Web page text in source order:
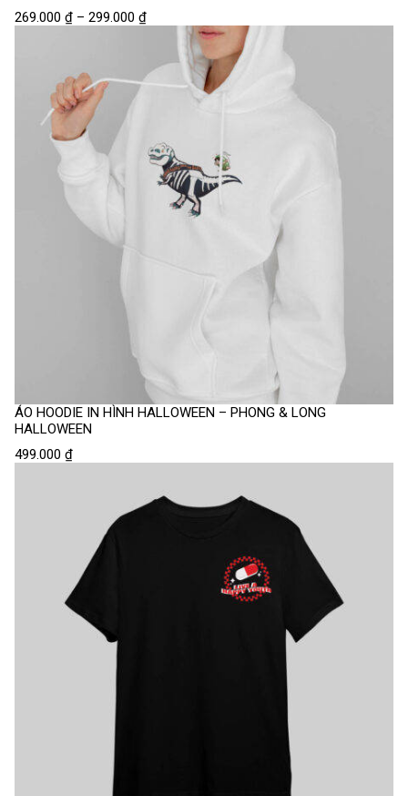
269.000 ₫ – 299.000 ₫
ÁO HOODIE IN HÌNH HALLOWEEN – PHONG & LONG
HALLOWEEN
499.000 ₫